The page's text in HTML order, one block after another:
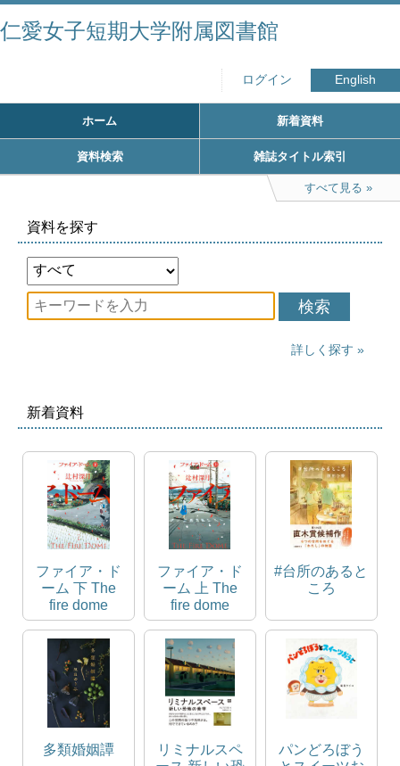
仁愛女子短期大学附属図書館
ログイン English
ホーム 新着資料
資料検索 雑誌タイトル索引
すべて見る
資料を探す
検索
詳しく探す
新着資料
ファイア・ド
ーム 下 The
fire dome
ファイア・ド
ーム 上 The
fire dome
#台所のあると
ころ
多類婚姻譚
リミナルスペ
パンどろぼう